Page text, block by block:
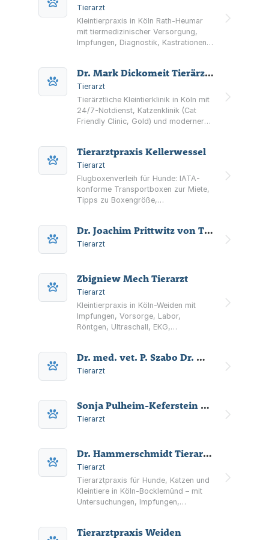
tiermedizinischen Bereich.
Tierarzt
Kleintierpraxis in Köln Rath-Heumar
mit tiermedizinischer Versorgung,
Impfungen, Diagnostik, Kastrationen,
Dr. Mark Dickomeit Tierärztliche Klinik für Kleintiere
Tierarzt
Tierärztliche Kleintierklinik in Köln mit
24/7-Notdienst, Katzenklinik (Cat
Friendly Clinic, Gold) und moderner
Betreuung und Tierphysiotherapie.
Tierarztpraxis Kellerwessel
Tierarzt
Flugboxenverleih für Hunde: IATA-
konforme Transportboxen zur Miete,
Tipps zu Boxengröße,
bundesweitem Service.
Dr. Joachim Prittwitz von Tierarztpraxis f. Kleintiere und Pferde
Tierarzt
Zbigniew Mech Tierarzt
Tierarzt
Kleintierpraxis in Köln-Weiden mit
Impfungen, Vorsorge, Labor,
Röntgen, Ultraschall, EKG,
Dr. med. vet. P. Szabo Dr. med. vet. P. Szabo
Tierarzt
Sonja Pulheim-Keferstein Tierarztpraxis
Tierarzt
Dr. Hammerschmidt Tierarztpraxis
Tierarzt
Tierarztpraxis für Hunde, Katzen und
Kleintiere in Köln-Bocklemünd – mit
Untersuchungen, Impfungen,
zu Notfällen und Online-Terminen.
Tierarztpraxis Weiden